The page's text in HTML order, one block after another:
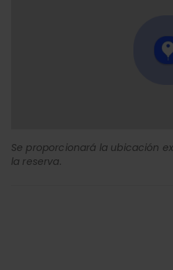
Se proporcionará la ubicación
la reserva.